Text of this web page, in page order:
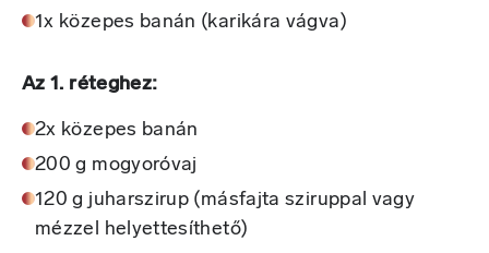
1x közepes banán (karikára vágva)
Az 1. réteghez:
2x közepes banán
200 g mogyoróvaj
120 g juharszirup (másfajta sziruppal vagy
mézzel helyettesíthető)